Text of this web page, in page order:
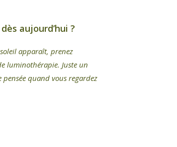
aujourd’hui ?
apparaît, prenez
luminothérapie. Juste un
quand vous regardez